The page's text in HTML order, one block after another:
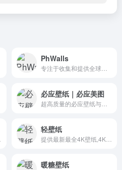
PhWalls
必应壁纸｜必应美图
轻壁纸
暖糖壁纸